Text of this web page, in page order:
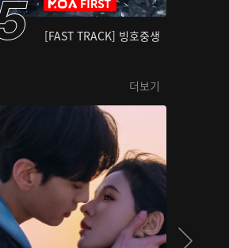
[FAST TRACK] 빙호중생
더보기